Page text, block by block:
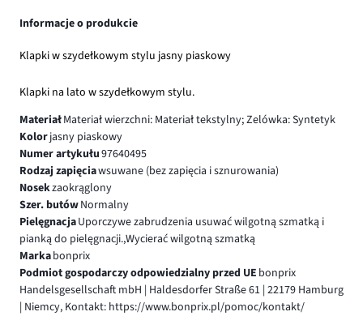
Informacje o produkcie
Klapki w szydełkowym stylu jasny piaskowy
Klapki na lato w szydełkowym stylu.
MateriałMateriał wierzchni: Materiał tekstylny; Zelówka: Syntetyk
Kolorjasny piaskowy
Numer artykułu97640495
Rodzaj zapięciawsuwane (bez zapięcia i sznurowania)
Nosekzaokrąglony
Szer. butówNormalny
PielęgnacjaUporczywe zabrudzenia usuwać wilgotną szmatką i
pianką do pielęgnacji.,Wycierać wilgotną szmatką
Markabonprix
Podmiot gospodarczy odpowiedzialny przed UE bonprix
Handelsgesellschaft mbH | Haldesdorfer Straße 61 | 22179 Hamburg
| Niemcy, Kontakt: https://www.bonprix.pl/pomoc/kontakt/